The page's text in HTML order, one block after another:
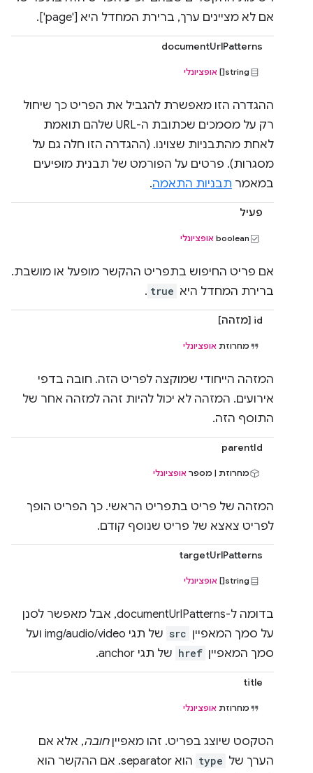
אם לא מציינים ערך, ברירת המחדל היא ['page'].
documentUrlPatterns
string[] אופציונלי
ההגדרה הזו מאפשרת להגביל את הפריט כך שיחול
רק על מסמכים שכתובת ה-URL שלהם תואמת
לאחת מהתבניות שצוינו. (ההגדרה הזו חלה גם על
מסגרות). פרטים על הפורמט של תבנית מופיעים
במאמר תבניות התאמה.
פעיל
boolean אופציונלי
אם פריט החיפוש בתפריט ההקשר מופעל או מושבת.
ברירת המחדל היא true
.
id [מזהה]
מחרוזת אופציונלי
המזהה הייחודי שמוקצה לפריט הזה. חובה בדפי
אירועים. המזהה לא יכול להיות זהה למזהה אחר של
התוסף הזה.
parentId
מחרוזת | מספר אופציונלי
המזהה של פריט בתפריט הראשי. כך הפריט הופך
לפריט צאצא של פריט שנוסף קודם.
targetUrlPatterns
string[] אופציונלי
בדומה ל-documentUrlPatterns, אבל מאפשר לסנן
על סמך המאפיין src
של תגי img/audio/video ועל
סמך המאפיין href של תגי anchor.
title
מחרוזת אופציונלי
הטקסט שיוצג בפריט. זהו מאפייןחובה, אלא אם
הערך של type
הוא separator. אם ההקשר הוא